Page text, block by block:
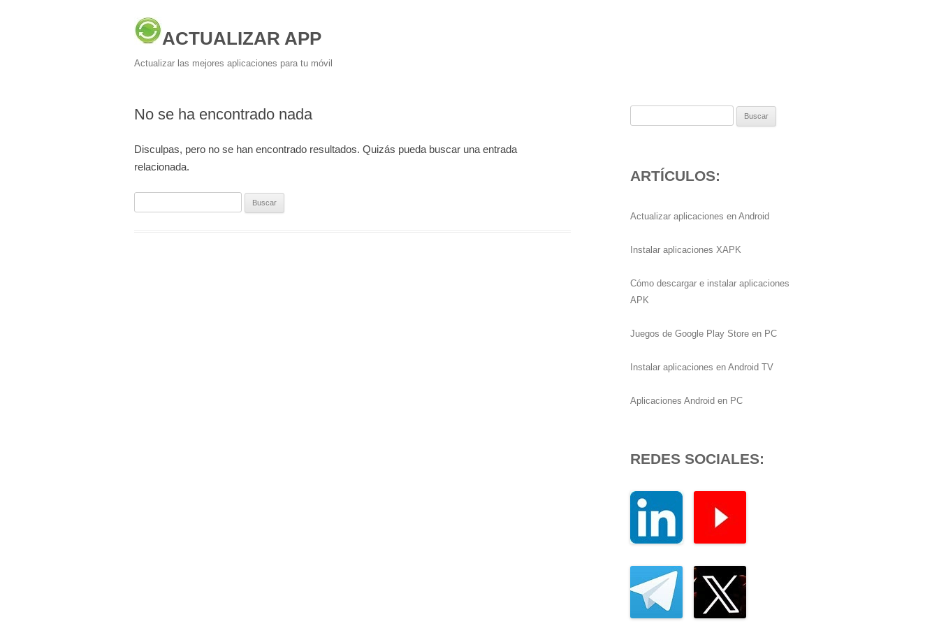
ACTUALIZAR APP
Actualizar las mejores aplicaciones para tu móvil
No se ha encontrado nada
Disculpas, pero no se han encontrado resultados. Quizás pueda buscar una entrada
relacionada.
ARTÍCULOS:
Actualizar aplicaciones en Android
Instalar aplicaciones XAPK
Cómo descargar e instalar aplicaciones
APK
Juegos de Google Play Store en PC
Instalar aplicaciones en Android TV
Aplicaciones Android en PC
REDES SOCIALES: